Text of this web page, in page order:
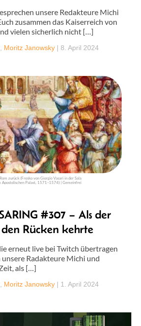
unsere Redakteure Michi
zusammen das Kaiserreich von
vielen sicherlich nicht […]
Moritz Janowsky | 8. April 2024
zurück (Fresko von Giorgio Vasari in der Sala
Apostolischen Palast, 1571–1574) | Gemeinfrei
#307 – Als der
Rücken kehrte
erneut live bei Twitch übertragen
Radakteure Michi und
als […]
Moritz Janowsky | 1. April 2024